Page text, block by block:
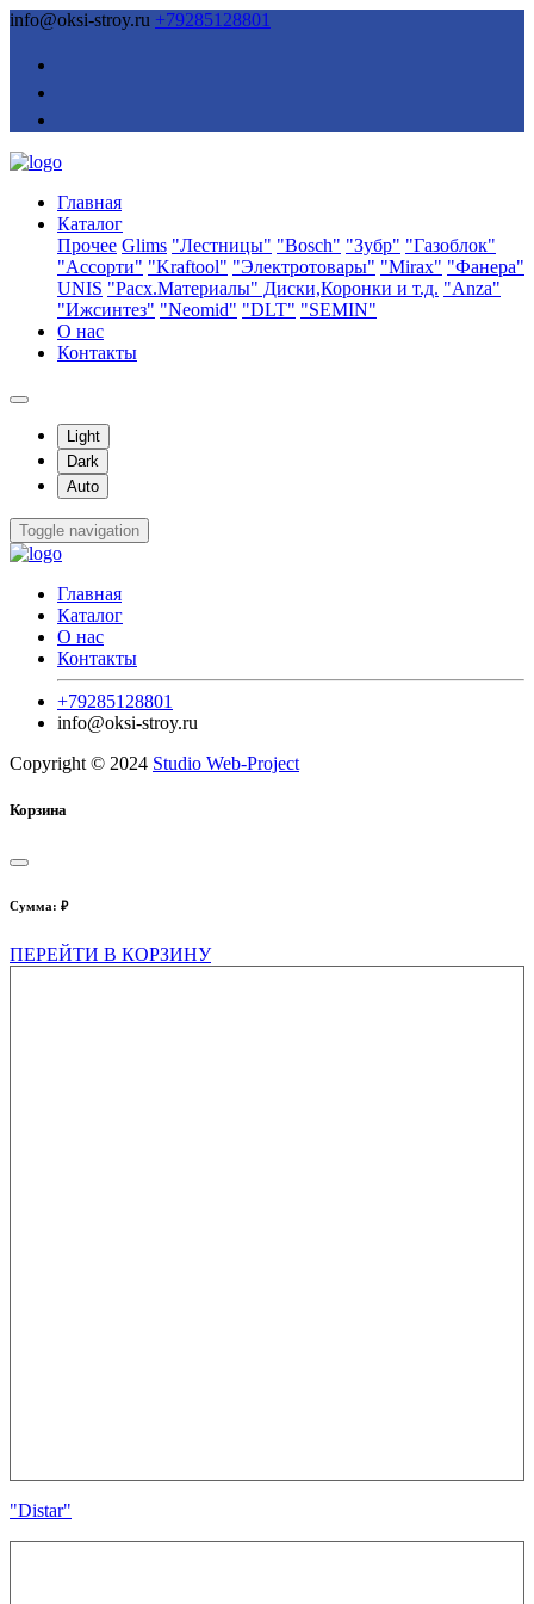
info@oksi-stroy.ru +79285128801
Главная
Каталог
Прочее Glims "Лестницы" "Bosch" "Зубр" "Газоблок"
"Ассорти" "Kraftool" "Электротовары" "Mirax" "Фанера"
UNIS "Расх.Материалы" Диски,Коронки и т.д. "Anza"
"Ижсинтез" "Neomid" "DLT" "SEMIN"
О нас
Контакты
Light
Dark
Auto
Toggle navigation
Главная
Каталог
О нас
Контакты
+79285128801
info@oksi-stroy.ru
Copyright © 2024 Studio Web-Project
Корзина
Сумма: ₽
ПЕРЕЙТИ В КОРЗИНУ
"Distar"